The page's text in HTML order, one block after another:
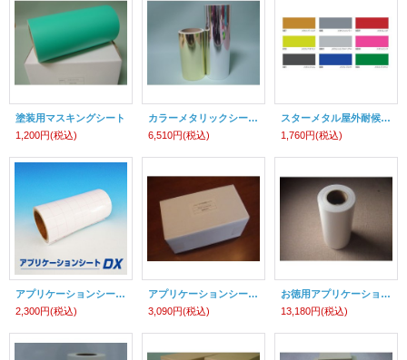
塗装用マスキングシート
1,200円(税込)
カラーメタリックシートミラータイプ
6,510円(税込)
スターメタル屋外耐候5年ミラーシート[枚数売になりました]
1,760円(税込)
アプリケーションシートDX シルエットカメオ ステカ SV-12対応
2,300円(税込)
アプリケーションシートap ステカ SV-15 CE6000-40 用
3,090円(税込)
お徳用アプリケーションシートAP
13,180円(税込)